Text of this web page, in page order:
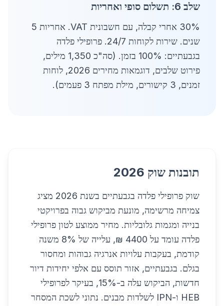
שלב 6: תשלום סופי ואחריות
30% אחרי קבלה, עם חשבונית VAT. אחריות 5
שנים. שירות לקוחות 24/7. פרופילי פלדה
בגבעתיים: 100% בזמן. (סה"כ 1,350 מילים,
פירוט שלבים, דוגמאות מחירים 2026, לוחות
זמנים, 3 קישורים, מילת מפתח 3 פעמים).
תובנות שוק 2026
שוק פרופילי פלדה בגבעתיים בשנת 2026 מציג
צמיחה מרשימה, מונעת מביקוש גבוה בפרויקטי
בנייה ומגמות גלובליות. מחיר ממוצע לטון פרופילי
פלדה עומד על 4400 ₪, עלייה של 8% משנה
קודמת, בעקבות עלויות אנרגיה גבוהות ומחסור
בגלם. בגבעתיים, אזור תוסס עם אלפי יחידות דיור
חדשות, הביקוש עלה ב-15%, בעיקר לפרופילי
HEB ו-IPN לשלדות מבנים. נתוני לשכת המסחר